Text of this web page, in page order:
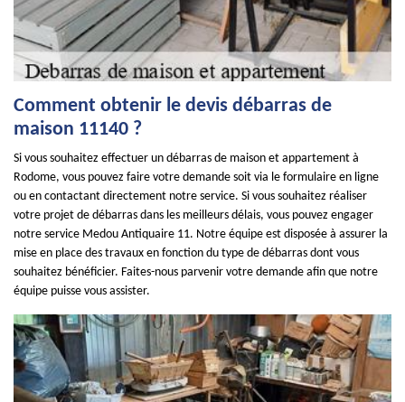
Comment obtenir le devis débarras de
maison 11140 ?
Si vous souhaitez effectuer un débarras de maison et appartement à
Rodome, vous pouvez faire votre demande soit via le formulaire en ligne
ou en contactant directement notre service. Si vous souhaitez réaliser
votre projet de débarras dans les meilleurs délais, vous pouvez engager
notre service Medou Antiquaire 11. Notre équipe est disposée à assurer la
mise en place des travaux en fonction du type de débarras dont vous
souhaitez bénéficier. Faites-nous parvenir votre demande afin que notre
équipe puisse vous assister.